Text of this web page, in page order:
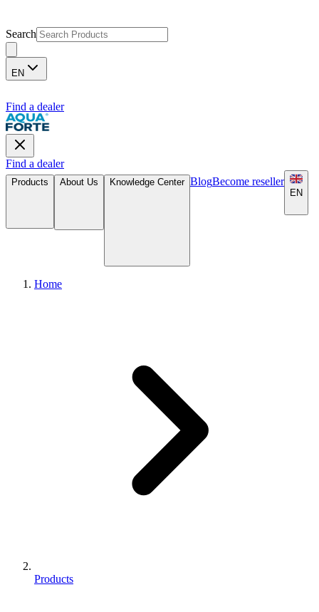
Search
EN
Find a dealer
Find a dealer
Products About Us Knowledge Center BlogBecome reseller
EN
Home
Products